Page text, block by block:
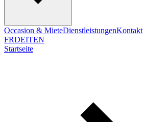
Occasion & MieteDienstleistungenKontakt
FRDEITEN
Startseite